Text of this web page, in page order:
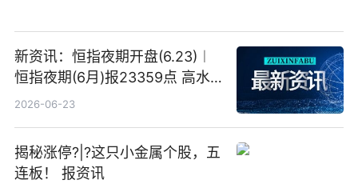
新资讯：恒指夜期开盘(6.23)︱
恒指夜期(6月)报23359点 高水
23点
2026-06-23
揭秘涨停?|?这只小金属个股，五
连板！ 报资讯